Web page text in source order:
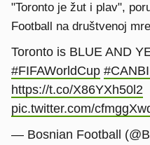
"Toronto je žut i plav",
Football na društvenoj
Toronto is BLUE AND
#FIFAWorldCup
https://t.co/X86YXh50l2
pic.twitter.com/
— Bosnian Football